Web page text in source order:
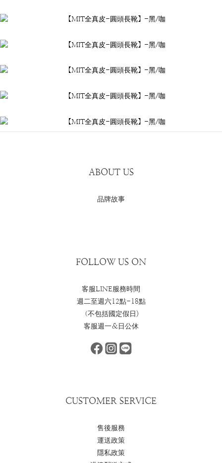
ABOUT US
品牌故事
FOLLOW US ON
客服LINE服務時間
週二至週六12點-18點
（不包括國定假日)
客服週一＆日公休
CUSTOMER SERVICE
售後服務
運送政策
隱私政策